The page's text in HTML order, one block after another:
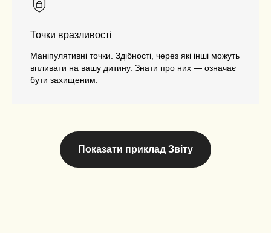
Точки вразливості
Маніпулятивні точки. Здібності, через які інші можуть
впливати на вашу дитину. Знати про них — означає
бути захищеним.
Показати приклад Звіту